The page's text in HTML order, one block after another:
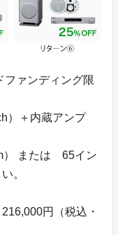
ァンディング限
）＋内蔵アンプ
） または 65イン
。
円（税込・